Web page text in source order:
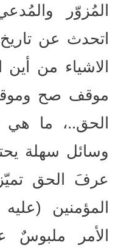
المُزوّر
اتحدث عن
الاشياء من
موقف صح
الحق..، ما هي
وسائل سهلة
عرفَ الحق
المؤمنين
الأمر ملبوسٌ